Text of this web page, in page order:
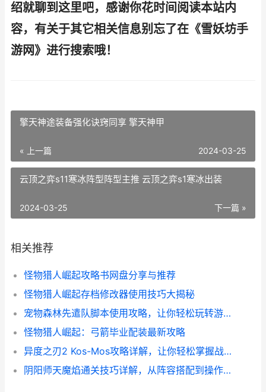
绍就聊到这里吧，感谢你花时间阅读本站内
容，有关于其它相关信息别忘了在《雪妖坊手
游网》进行搜索哦！
擎天神途装备强化诀窍同享 擎天神甲
« 上一篇 2024-03-25
云顶之弈s11寒冰阵型阵型主推 云顶之弈s1寒冰出装
下一篇 »
2024-03-25
相关推荐
怪物猎人崛起攻略书网盘分享与推荐
怪物猎人崛起存档修改器使用技巧大揭秘
宠物森林先遣队脚本使用攻略，让你轻松玩转游戏！
怪物猎人崛起：弓箭毕业配装最新攻略
异度之刃2 Kos-Mos攻略详解，让你轻松掌握战斗技巧
阴阳师天魔焰通关技巧详解，从阵容搭配到操作心得全都有！